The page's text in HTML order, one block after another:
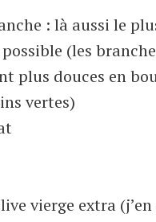
: là aussi le
(les
plus douces en
vertes)
vierge extra